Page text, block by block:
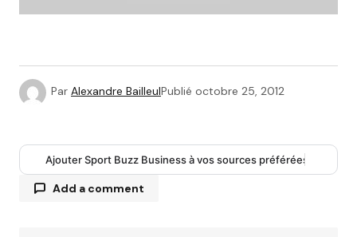
Par Alexandre BailleulPublié octobre 25, 2012
Ajouter Sport Buzz Business à vos sources préférées
Add a comment